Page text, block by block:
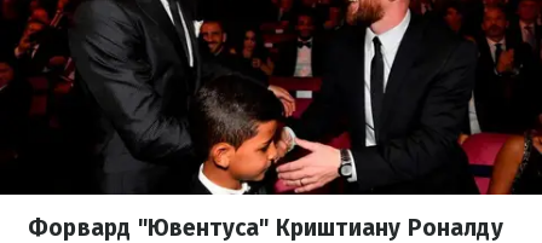
Форвард "Ювентуса" Криштиану Роналду